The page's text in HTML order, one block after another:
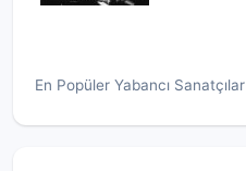
En Popüler Yabancı Sanatçılar